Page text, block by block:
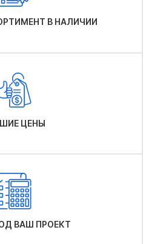
В НАЛИЧИИ
ЦЕНЫ
ВАШ ПРОЕКТ